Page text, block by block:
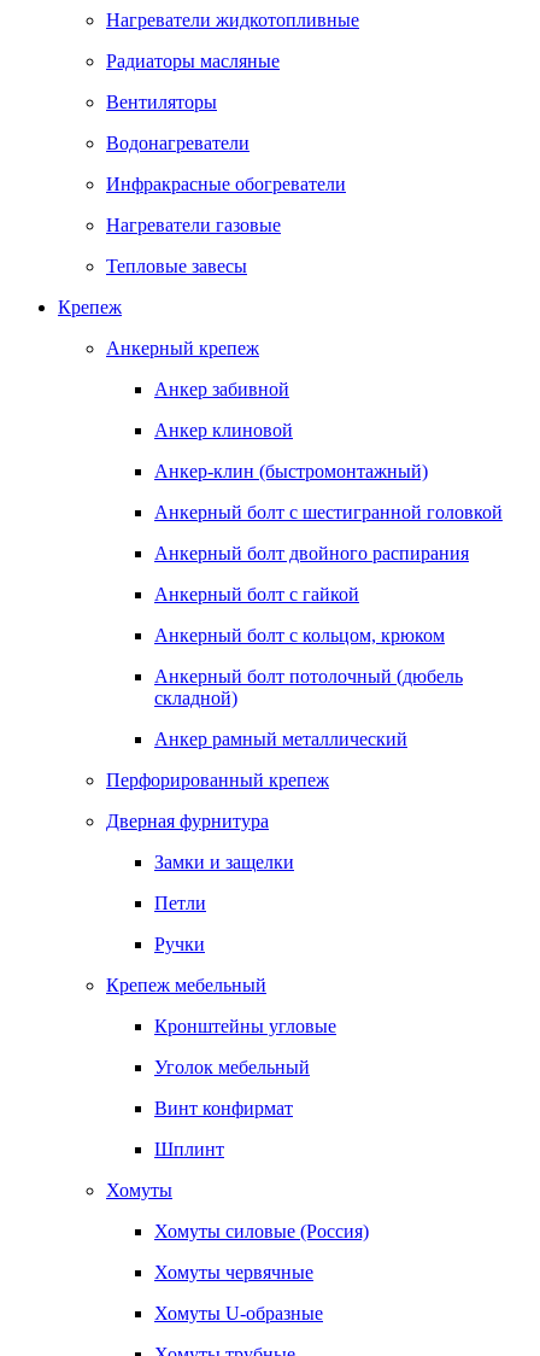
Нагреватели жидкотопливные
Радиаторы масляные
Вентиляторы
Водонагреватели
Инфракрасные обогреватели
Нагреватели газовые
Тепловые завесы
Крепеж
Анкерный крепеж
Анкер забивной
Анкер клиновой
Анкер-клин (быстромонтажный)
Анкерный болт с шестигранной головкой
Анкерный болт двойного распирания
Анкерный болт с гайкой
Анкерный болт с кольцом, крюком
Анкерный болт потолочный (дюбель
складной)
Анкер рамный металлический
Перфорированный крепеж
Дверная фурнитура
Замки и защелки
Петли
Ручки
Крепеж мебельный
Кронштейны угловые
Уголок мебельный
Винт конфирмат
Шплинт
Хомуты
Хомуты силовые (Россия)
Хомуты червячные
Хомуты U-образные